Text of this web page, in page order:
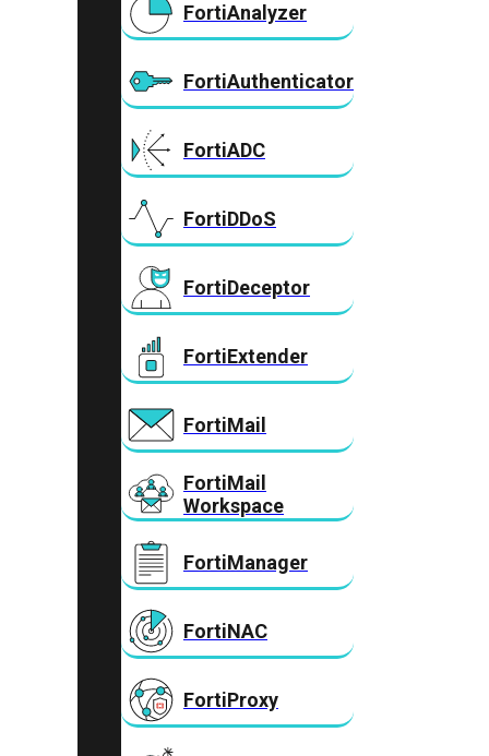
FortiAnalyzer
FortiAuthenticator
FortiADC
FortiDDoS
FortiDeceptor
FortiExtender
FortiMail
FortiMail
Workspace
FortiManager
FortiNAC
FortiProxy